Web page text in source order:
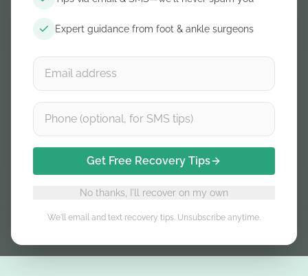
Expert guidance from foot & ankle surgeons
Get Free Recovery Tips
No thanks, I'll recover on my own
We'll email and text recovery tips. Unsubscribe anytime.